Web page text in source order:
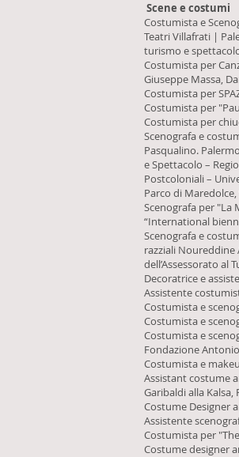
Scene e costumi
Costumista e
Teatri Villafrati |
turismo e
Costumista per
Giuseppe Massa,
Costumista per
Costumista per
Costumista per
Scenografa e
Pasqualino.
e Spettacolo –
Postcoloniali –
Parco di
Scenografa per "La
“International
Scenografa e
razziali Noureddine
dell’Assessorato al
Decoratrice e
Assistente
Costumista e
Costumista e
Costumista e
Fondazione
Costumista e
Assistant costume
Garibaldi alla Kalsa,
Costume Designer
Assistente
Costumista per
Costume designer